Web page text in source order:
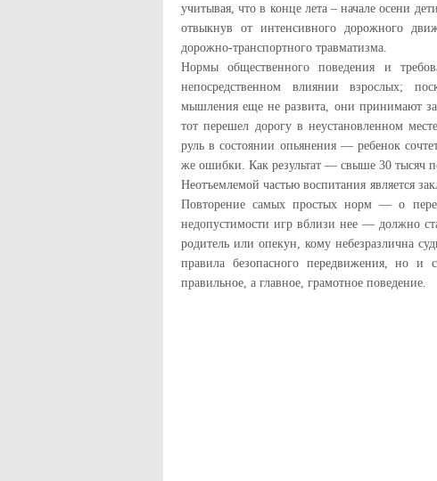
учитывая, что в конце лета – начале осени
отвыкнув от интенсивного дорожного
дорожно-транспортного травматизма.
Нормы общественного поведения и
непосредственном влиянии взрослых;
мышления еще не развита, они принимают
тот перешел дорогу в неустановленном
руль в состоянии опьянения — ребенок
же ошибки. Как результат — свыше 30 тысяч
Неотъемлемой частью воспитания является
Повторение самых простых норм — о
недопустимости игр вблизи нее — должно
родитель или опекун, кому небезразлична
правила безопасного передвижения, но и
правильное, а главное, грамотное поведение.